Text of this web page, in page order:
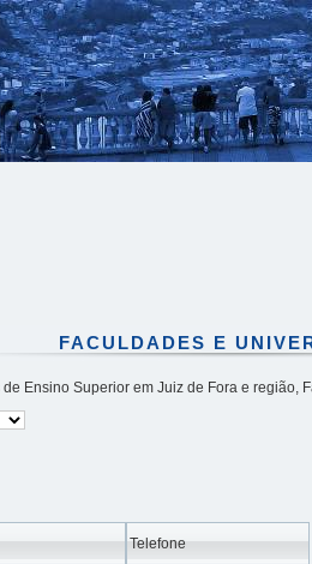
FACULDADES E
Ensino Superior em Juiz de Fora e região,
Telefone